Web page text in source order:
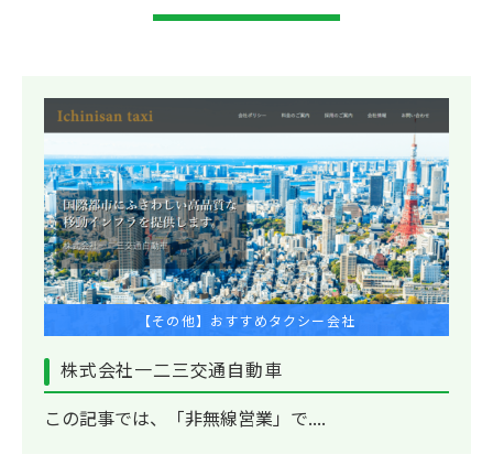
【その他】おすすめタクシー会社
株式会社一二三交通自動車
この記事では、「非無線営業」で....